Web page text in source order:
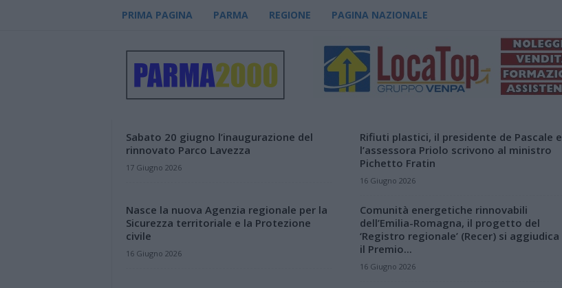
PRIMA PAGINA PARMA REGIONE PAGINA NAZIONALE
Sabato 20 giugno l’inaugurazione del
rinnovato Parco Lavezza
17 Giugno 2026
Rifiuti plastici, il presidente de Pascale e
l’assessora Priolo scrivono al ministro
Pichetto Fratin
16 Giugno 2026
Nasce la nuova Agenzia regionale per la
Sicurezza territoriale e la Protezione
civile
16 Giugno 2026
Comunità energetiche rinnovabili
dell’Emilia-Romagna, il progetto del
‘Registro regionale’ (Recer) si aggiudica
il Premio...
16 Giugno 2026